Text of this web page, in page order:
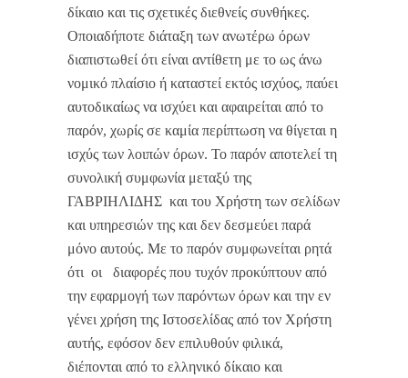
δίκαιο και τις σχετικές διεθνείς συνθήκες.
Οποιαδήποτε διάταξη των ανωτέρω όρων
διαπιστωθεί ότι είναι αντίθετη με το ως άνω
νομικό πλαίσιο ή καταστεί εκτός ισχύος, παύει
αυτοδικαίως να ισχύει και αφαιρείται από το
παρόν, χωρίς σε καμία περίπτωση να θίγεται η
ισχύς των λοιπών όρων. Το παρόν αποτελεί τη
συνολική συμφωνία μεταξύ της
ΓΑΒΡΙΗΛΙΔΗΣ και του Χρήστη των σελίδων
και υπηρεσιών της και δεν δεσμεύει παρά
μόνο αυτούς. Με το παρόν συμφωνείται ρητά
ότι οι διαφορές που τυχόν προκύπτουν από
την εφαρμογή των παρόντων όρων και την εν
γένει χρήση της Ιστοσελίδας από τον Χρήστη
αυτής, εφόσον δεν επιλυθούν φιλικά,
διέπονται από το ελληνικό δίκαιο και